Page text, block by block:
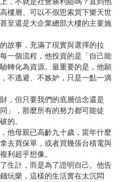
樓層、可以不假思索買下樂天世
至還是大企業總部大樓的主要施
故事，充滿了現實與選擇的拉
一個流程，他投資的是「自己能
轉化為資源。最重要的是，他願
不逃避、不嫉妒，只是一點一滴
，但只要我們的底層信念還是
」，那麼所有的努力都可能徒
的。
他母親已高齡九十歲，當年什麼
去買保單，或者買幾張台積電與
利超乎想像。
生計，而是為了證明自己。他告
玩樂，這樣的生活實在太沉悶